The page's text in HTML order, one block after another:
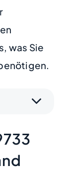
was Sie